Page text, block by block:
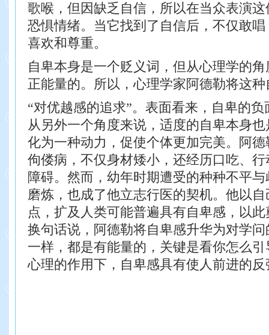
歌喉，但因缺乏自信，所以在当众表演
恐惧情绪。当它找到了自信后，不仅敢
喜欢和尊重。
自卑本身是一个贬义词，但从心理学的
正能量的。所以，心理学家阿德勒将这
“对优越感的追求”。表面看来，自卑的
从另外一个角度来说，适度的自卑本身
化为一种动力，促使个体更加完美。阿
佝偻病，不仅身材矮小，还经历口吃、
障碍。然而，幼年时期遭受的种种不平
磨炼，也成了他立志行医的契机。他以
点，扩及人类可能普遍具有自卑感，以
换句话说，阿德勒将自卑感升华为对学
一样，都是有能量的，关键是看你怎么
心理的作用下，自卑感具有使人前进的反